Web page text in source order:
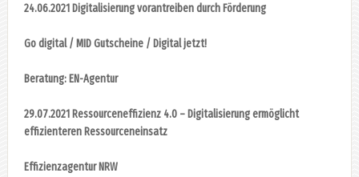
24.06.2021 Digitalisierung vorantreiben durch Förderung
Go digital / MID Gutscheine / Digital jetzt!
Beratung: EN-Agentur
29.07.2021 Ressourceneffizienz 4.0 – Digitalisierung ermöglicht
effizienteren Ressourceneinsatz
Effizienzagentur NRW